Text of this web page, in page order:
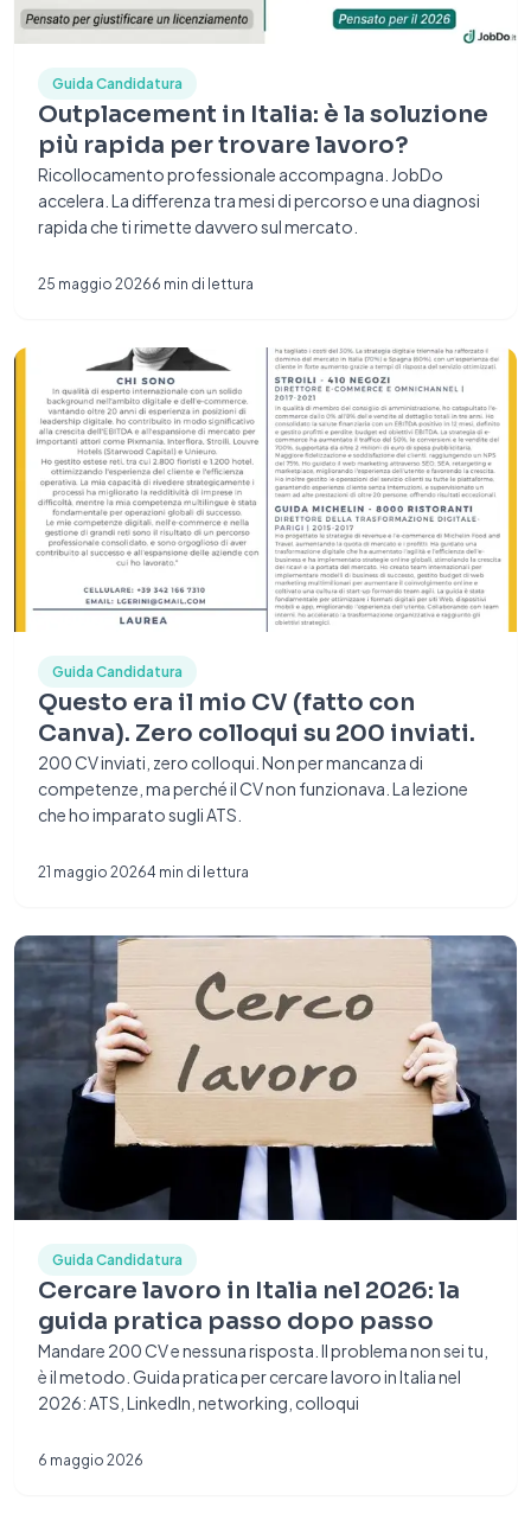
Guida Candidatura
Outplacement in Italia: è la soluzione
più rapida per trovare lavoro?
Ricollocamento professionale accompagna. JobDo
accelera. La differenza tra mesi di percorso e una diagnosi
rapida che ti rimette davvero sul mercato.
25 maggio 20266 min di lettura
Guida Candidatura
Questo era il mio CV (fatto con
Canva). Zero colloqui su 200 inviati.
200 CV inviati, zero colloqui. Non per mancanza di
competenze, ma perché il CV non funzionava. La lezione
che ho imparato sugli ATS.
21 maggio 20264 min di lettura
Guida Candidatura
Cercare lavoro in Italia nel 2026: la
guida pratica passo dopo passo
Mandare 200 CV e nessuna risposta. Il problema non sei tu,
è il metodo. Guida pratica per cercare lavoro in Italia nel
2026: ATS, LinkedIn, networking, colloqui
6 maggio 2026